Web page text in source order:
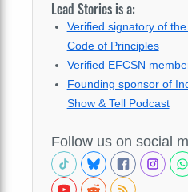
Lead Stories is a:
Verified signatory of
Code of Principles
Verified EFCSN
Founding sponsor of
Show & Tell Podcast
Follow us on social